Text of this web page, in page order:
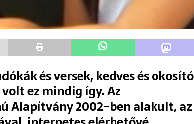
és versek, kedves és okosító
ez mindig így. Az
Alapítvány 2002-ben alakult, az